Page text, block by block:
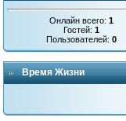
Онлайн всего:1
Гостей:1
Пользователей:0
Время Жизни